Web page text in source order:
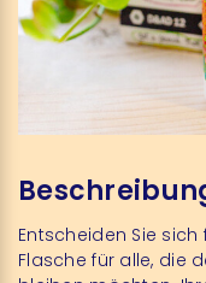
Entscheiden Sie
Flasche für alle, die